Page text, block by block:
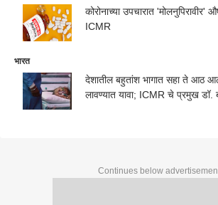
कोरोनाच्या उपचारात 'मोलनुपिरावीर'
ICMR
भारत
देशातील बहुतांश भागात सहा ते आठ
लावण्यात यावा; ICMR चे प्रमुख डॉ.
Continues below